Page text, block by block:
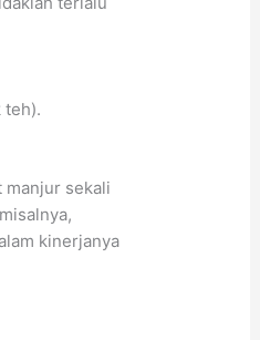
teh).
manjur sekali
kinerjanya